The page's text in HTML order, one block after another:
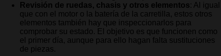
Revisión de ruedas, chasis y otros elementos: Al igual
que con el motor o la batería de la carretilla, estos otros
elementos también hay que inspeccionarlos para
comprobar su estado. El objetivo es que funcionen como
el primer día, aunque para ello hagan falta sustituciones
de piezas.